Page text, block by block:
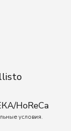
HoReCa
условия.